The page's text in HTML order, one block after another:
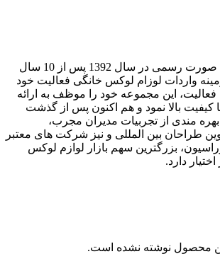
مجموعه گلدکیش به صورت رسمی در سال 1392 پس از 10 سال
واردات لوزام لوکس خانگی فعالیت خود
فعالیت، این مجموعه خود را موظف به ارائه
بالا نمود و هم اکنون پس از گذشت
سال، با بهره مندی از تجربیات مدیران مجرب،
طراحان بین المللی و نیز شرکت های معتبر
بزرگترین سهم بازار لوازم لوکس
دارد.
محصول نوشته نشده است.